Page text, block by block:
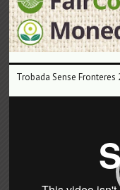
Trobada Sense